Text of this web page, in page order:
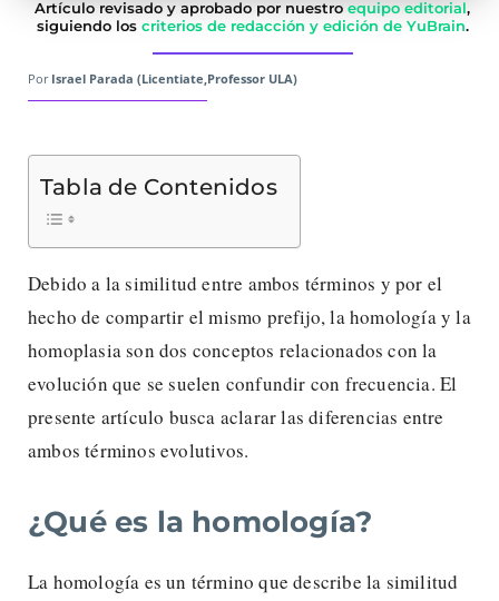
Artículo revisado y aprobado por nuestro equipo editorial,
siguiendo los criterios de redacción y edición de YuBrain.
Por Israel Parada (Licentiate,Professor ULA)
Tabla de Contenidos
Debido a la similitud entre ambos términos y por el
hecho de compartir el mismo prefijo, la homología y la
homoplasia son dos conceptos relacionados con la
evolución que se suelen confundir con frecuencia. El
presente artículo busca aclarar las diferencias entre
ambos términos evolutivos.
¿Qué es la homología?
La homología es un término que describe la similitud